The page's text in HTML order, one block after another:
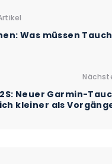
Was müssen
Neuer Garmin-
kleiner als